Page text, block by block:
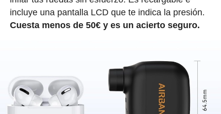
incluye una pantalla LCD que te indica la presión.
Cuesta menos de 50€ y es un acierto seguro.